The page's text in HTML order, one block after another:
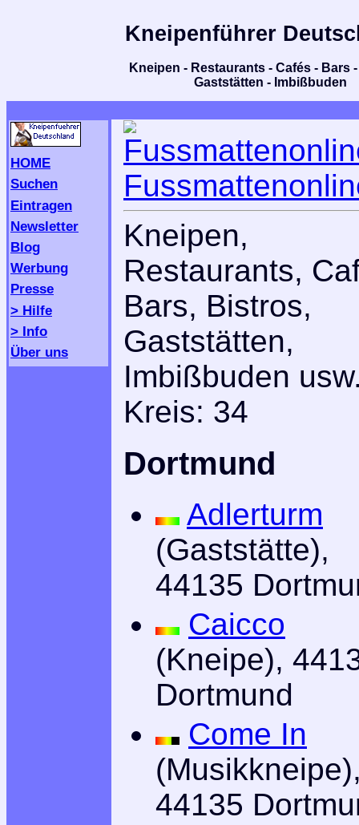
Kneipenführer
Kneipen - Restaurants - Cafés - Bars
Gaststätten - Imbißbuden
HOME
Suchen
Eintragen
Newsletter
Blog
Werbung
Presse
> Hilfe
> Info
Über uns
Kneipen,
Restaurants,
Bars, Bistros,
Gaststätten,
Imbißbuden
Kreis: 34
Dortmund
Adlerturm
(Gaststätte),
44135
Caicco
(Kneipe),
Dortmund
Come In
44135